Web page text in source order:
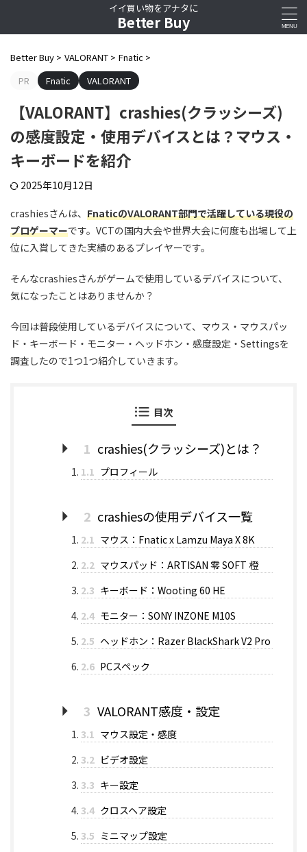
イイ買い物をアナタに
Better Buy
Better Buy > VALORANT > Fnatic >
PR
Fnatic VALORANT
【VALORANT】crashies(クラッシーズ)
の感度設定・使用デバイスとは？マウス・
キーボードを紹介
2025年10月12日
crashiesさんは、 FnaticのVALORANT部門で活躍している現役の
プロゲーマーです。VCTの国内大会や世界大会に何度も出場して上
位に入賞してきた実績のあるプレイヤーです。
そんなcrashiesさんがゲームで使用しているデバイスについて、
気になったことはありませんか？
今回は普段使用しているデバイスについて、マウス・マウスパッ
ド・キーボード・モニター・ヘッドホン・感度設定・Settingsを
調査したので1つ1つ紹介していきます。
目次
1 crashies(クラッシーズ)とは？
1.1 プロフィール
2 crashiesの使用デバイス一覧
2.1 マウス：Fnatic x Lamzu Maya X 8K
2.2 マウスパッド：ARTISAN 零 SOFT 橙
2.3 キーボード：Wooting 60 HE
2.4 モニター：SONY INZONE M10S
2.5 ヘッドホン：Razer BlackShark V2 Pro
2.6 PCスペック
3 VALORANT感度・設定
3.1 マウス設定・感度
3.2 ビデオ設定
3.3 キー設定
3.4 クロスヘア設定
3.5 ミニマップ設定